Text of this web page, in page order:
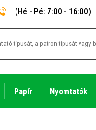
(Hé - Pé: 7:00 - 16:00)
Papír Nyomtatók